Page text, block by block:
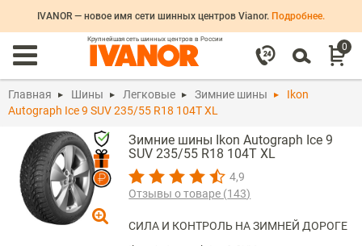
IVANOR — новое имя сети шинных центров Vianor. Подробнее.
0
Крупнейшая сеть шинных центров в России
Главная Шины Легковые Зимние шины
Ikon
Autograph Ice 9 SUV 235/55 R18 104T XL
Зимние шины Ikon Autograph Ice 9
SUV 235/55 R18 104T XL
4,9
Отзывы о товаре (143)
СИЛА И КОНТРОЛЬ НА ЗИМНЕЙ ДОРОГЕ